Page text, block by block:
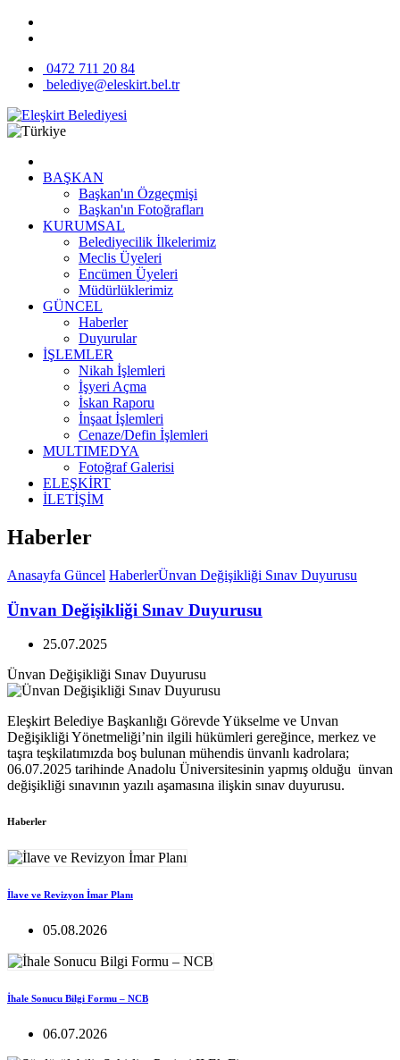
0472 711 20 84
belediye@eleskirt.bel.tr
BAŞKAN
Başkan'ın Özgeçmişi
Başkan'ın Fotoğrafları
KURUMSAL
Belediyecilik İlkelerimiz
Meclis Üyeleri
Encümen Üyeleri
Müdürlüklerimiz
GÜNCEL
Haberler
Duyurular
İŞLEMLER
Nikah İşlemleri
İşyeri Açma
İskan Raporu
İnşaat İşlemleri
Cenaze/Defin İşlemleri
MULTIMEDYA
Fotoğraf Galerisi
ELEŞKİRT
İLETİŞİM
Haberler
Anasayfa Güncel HaberlerÜnvan Değişikliği Sınav Duyurusu
Ünvan Değişikliği Sınav Duyurusu
25.07.2025
Ünvan Değişikliği Sınav Duyurusu
Eleşkirt Belediye Başkanlığı Görevde Yükselme ve Unvan
Değişikliği Yönetmeliği’nin ilgili hükümleri gereğince, merkez ve
taşra teşkilatımızda boş bulunan mühendis ünvanlı kadrolara;
06.07.2025 tarihinde Anadolu Üniversitesinin yapmış olduğu ünvan
değişikliği sınavının yazılı aşamasına ilişkin sınav duyurusu.
Haberler
İlave ve Revizyon İmar Planı
05.08.2026
İhale Sonucu Bilgi Formu – NCB
06.07.2026